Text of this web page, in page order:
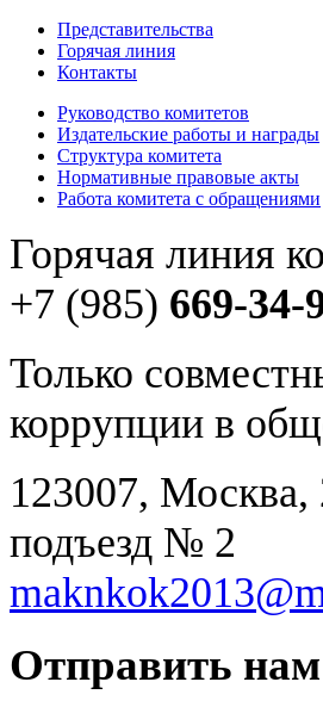
Представительства
Горячая линия
Контакты
Руководство комитетов
Издательские работы и награды
Структура комитета
Нормативные правовые акты
Работа комитета с обращениями
Горячая линия
+7 (985) 669-34-
Только
коррупции в
123007,
подъезд № 2
Отправить